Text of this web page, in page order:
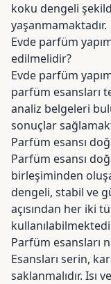
koku dengeli
yaşanmamaktadır.
Evde parfüm
edilmelidir?
Evde parfüm
parfüm esansları
analiz belgeleri
sonuçlar
Parfüm esansı
Parfüm esansı
birleşiminden
dengeli, stabil ve
açısından her iki
Parfüm esansları
Esansları serin,
saklanmalıdır. Isı